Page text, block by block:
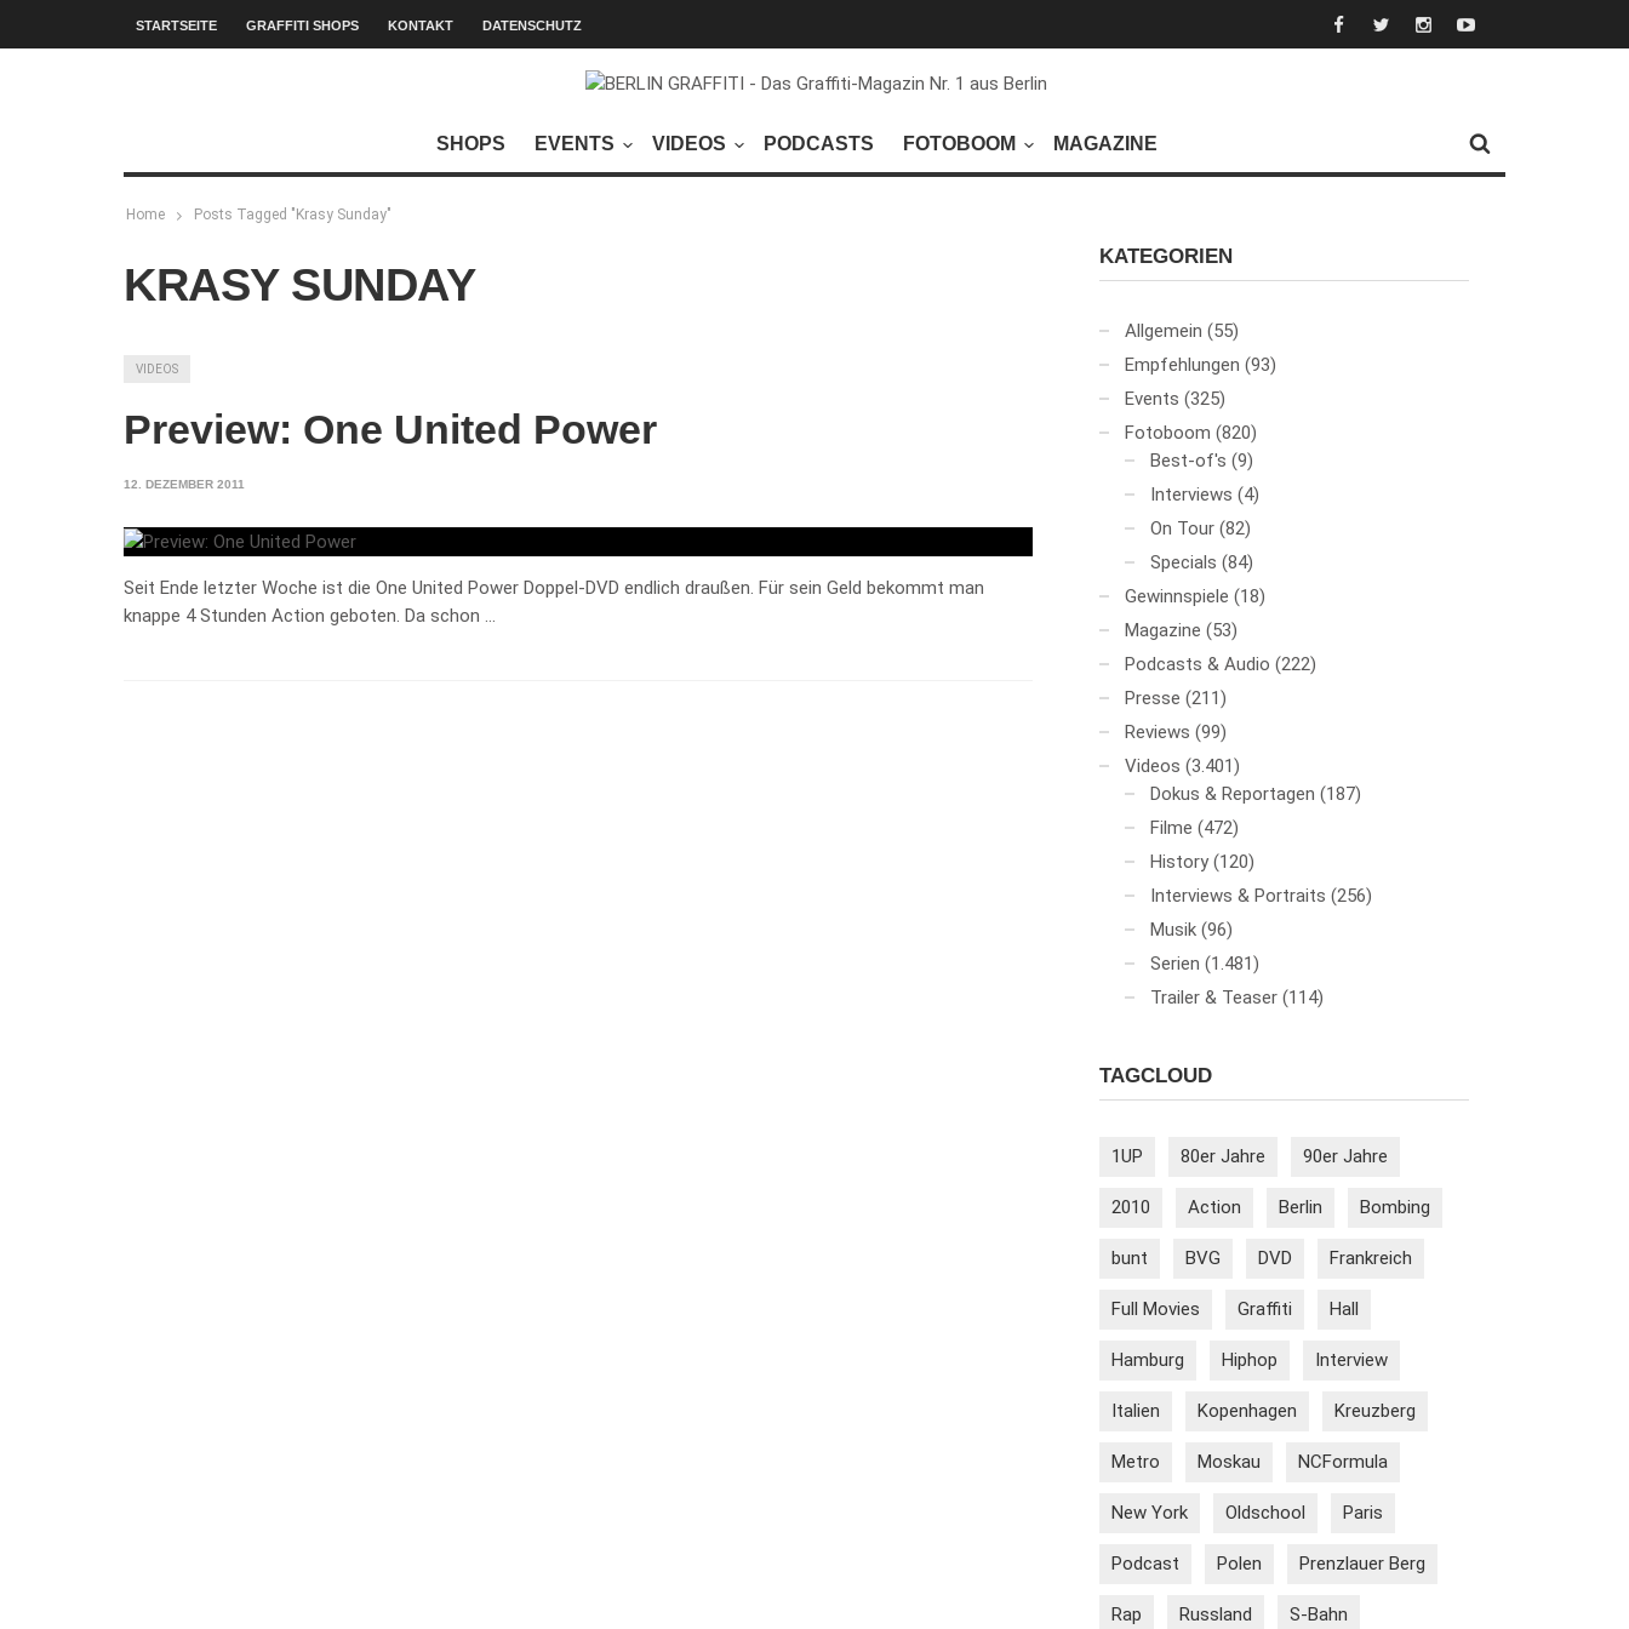
STARTSEITE GRAFFITI SHOPS KONTAKT DATENSCHUTZ
SHOPS EVENTS VIDEOS PODCASTS FOTOBOOM MAGAZINE
Home Posts Tagged "Krasy Sunday"
KRASY SUNDAY
VIDEOS
Preview: One United Power
12. DEZEMBER 2011
Seit Ende letzter Woche ist die One United Power Doppel-DVD endlich draußen. Für sein Geld bekommt man
knappe 4 Stunden Action geboten. Da schon …
KATEGORIEN
Allgemein (55)
Empfehlungen (93)
Events (325)
Fotoboom (820)
Best-of's (9)
Interviews (4)
On Tour (82)
Specials (84)
Gewinnspiele (18)
Magazine (53)
Podcasts & Audio (222)
Presse (211)
Reviews (99)
Videos (3.401)
Dokus & Reportagen (187)
Filme (472)
History (120)
Interviews & Portraits (256)
Musik (96)
Serien (1.481)
Trailer & Teaser (114)
TAGCLOUD
1UP 80er Jahre 90er Jahre
2010 Action Berlin Bombing
bunt BVG DVD Frankreich
Full Movies Graffiti Hall
Hamburg Hiphop Interview
Italien Kopenhagen Kreuzberg
Metro Moskau NCFormula
New York Oldschool Paris
Podcast Polen Prenzlauer Berg
Rap Russland S-Bahn